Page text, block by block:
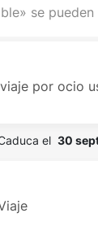
se
por ocio
el 30